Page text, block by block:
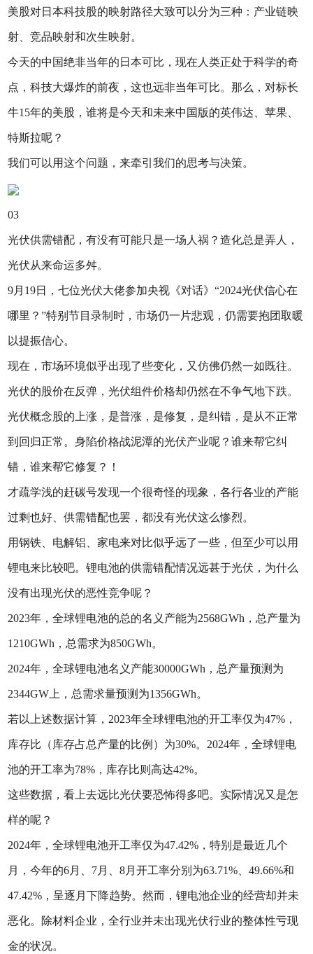
美股对日本科技股的映射路径大致可以分为三种：产业链映
射、竞品映射和次生映射。
今天的中国绝非当年的日本可比，现在人类正处于科学的奇
点，科技大爆炸的前夜，这也远非当年可比。那么，对标长
牛15年的美股，谁将是今天和未来中国版的英伟达、苹果、
特斯拉呢？
我们可以用这个问题，来牵引我们的思考与决策。
03
光伏供需错配，有没有可能只是一场人祸？造化总是弄人，
光伏从来命运多舛。
9月19日，七位光伏大佬参加央视《对话》“2024光伏信心在
哪里？”特别节目录制时，市场仍一片悲观，仍需要抱团取暖
以提振信心。
现在，市场环境似乎出现了些变化，又仿佛仍然一如既往。
光伏的股价在反弹，光伏组件价格却仍然在不争气地下跌。
光伏概念股的上涨，是普涨，是修复，是纠错，是从不正常
到回归正常。身陷价格战泥潭的光伏产业呢？谁来帮它纠
错，谁来帮它修复？！
才疏学浅的赶碳号发现一个很奇怪的现象，各行各业的产能
过剩也好、供需错配也罢，都没有光伏这么惨烈。
用钢铁、电解铝、家电来对比似乎远了一些，但至少可以用
锂电来比较吧。锂电池的供需错配情况远甚于光伏，为什么
没有出现光伏的恶性竞争呢？
‌2023年，全球锂电池的总的名义产能为2568GWh，总产量为
1210GWh，总需求为850GWh。
2024年，全球锂电池名义产能30000GWh，总产量预测为
2344GW上，总需求量预测为1356GWh。
若以上述数据计算，2023年全球锂电池的开工率仅为47%，
库存比（库存占总产量的比例）为30%。2024年，全球锂电
池的开工率为78%，库存比则高达42%。
这些数据，看上去远比光伏要恐怖得多吧。实际情况又是怎
样的呢？
2024年，全球锂电池开工率仅为47.42%，特别是最近几个
月，今年的6月、7月、8月开工率分别为63.71%、49.66%和
47.42%，呈逐月下降趋势‌。然而，锂电池企业的经营却并未
恶化。除材料企业，全行业并未出现光伏行业的整体性亏现
金的状况。